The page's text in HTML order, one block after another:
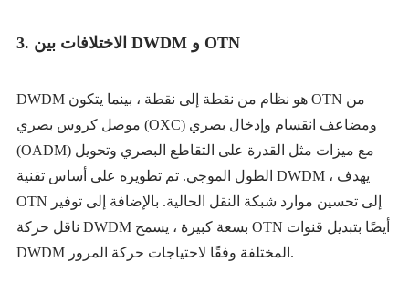
3. الاختلافات بين DWDM و OTN
DWDM هو نظام من نقطة إلى نقطة ، بينما يتكون OTN من
موصل كروس بصري (OXC) ومضاعف انقسام وإدخال بصري
(OADM) مع ميزات مثل القدرة على التقاطع البصري وتحويل
الطول الموجي. تم تطويره على أساس تقنية DWDM ، يهدف
OTN إلى تحسين موارد شبكة النقل الحالية. بالإضافة إلى توفير
ناقل حركة DWDM بسعة كبيرة ، يسمح OTN أيضًا بتبديل قنوات
DWDM المختلفة وفقًا لاحتياجات حركة المرور.